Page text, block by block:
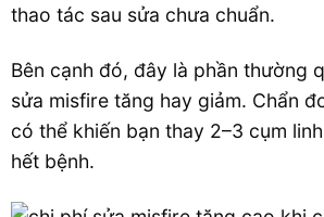
thao tác sau sửa chưa chuẩn.
Bên cạnh đó, đây là phần thường
sửa misfire tăng hay giảm. Chẩn
có thể khiến bạn thay 2–3 cụm
hết bệnh.